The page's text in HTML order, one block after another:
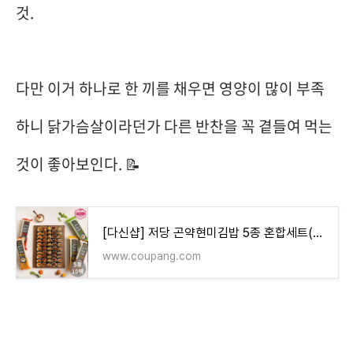
것.
다만 이거 하나로 한 끼를 채우면 영양이 많이 부족
하니 닭가슴살이라던가 다른 반찬을 꼭 곁들여 먹는
것이 좋아보인다. 📝
[다신샵] 저당 곤약현미김밥 5종 혼합세트(참치+불고기+흑미계란+오징어+치즈), 220g, 10개 - 기타즉
www.coupang.com